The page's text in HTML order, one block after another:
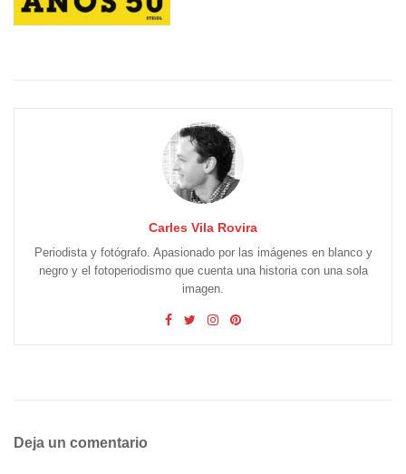
Carles Vila Rovira
Periodista y fotógrafo. Apasionado por las imágenes en blanco y
negro y el fotoperiodismo que cuenta una historia con una sola
imagen.
Deja un comentario